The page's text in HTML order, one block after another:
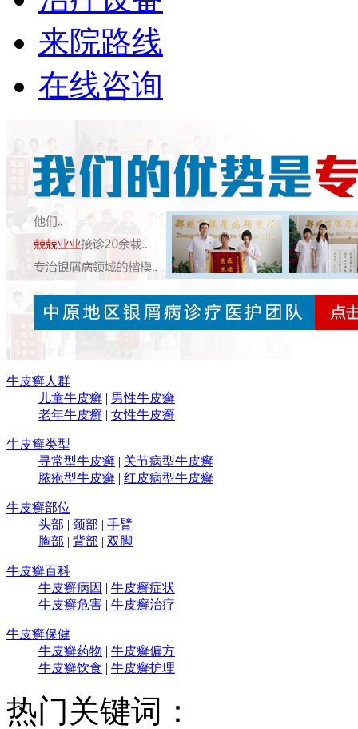
来院路线
在线咨询
牛皮癣人群
儿童牛皮癣 | 男性牛皮癣
老年牛皮癣 | 女性牛皮癣
牛皮癣类型
寻常型牛皮癣 | 关节病型牛皮癣
脓疱型牛皮癣 | 红皮病型牛皮癣
牛皮癣部位
头部 | 颈部 | 手臂
胸部 | 背部 | 双脚
牛皮癣百科
牛皮癣病因 | 牛皮癣症状
牛皮癣危害 | 牛皮癣治疗
牛皮癣保健
牛皮癣药物 | 牛皮癣偏方
牛皮癣饮食 | 牛皮癣护理
热门关键词：